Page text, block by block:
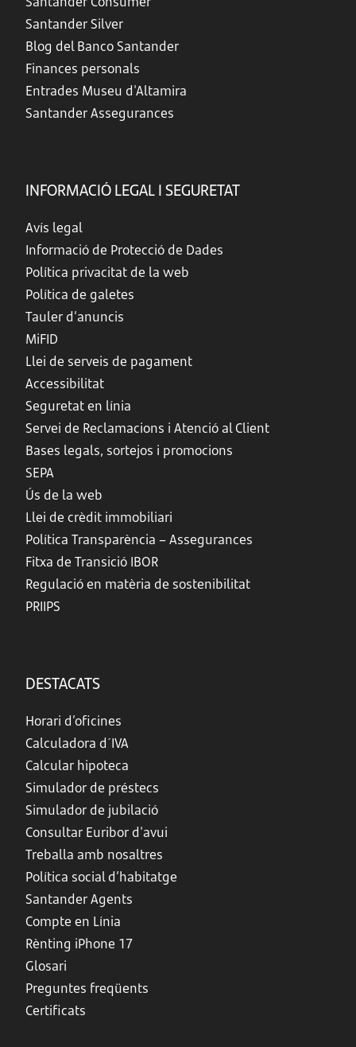
Santander Silver
Blog del Banco Santander
Finances personals
Entrades Museu d'Altamira
Santander Assegurances
INFORMACIÓ LEGAL I SEGURETAT
Avís legal
Informació de Protecció de Dades
Política privacitat de la web
Política de galetes
Tauler d’anuncis
MiFID
Llei de serveis de pagament
Accessibilitat
Seguretat en línia
Servei de Reclamacions i Atenció al Client
Bases legals, sortejos i promocions
SEPA
Ús de la web
Llei de crèdit immobiliari
Política Transparència – Assegurances
Fitxa de Transició IBOR
Regulació en matèria de sostenibilitat
PRIIPS
DESTACATS
Horari d’oficines
Calculadora d´IVA
Calcular hipoteca
Simulador de préstecs
Simulador de jubilació
Consultar Euribor d'avui
Treballa amb nosaltres
Política social d’habitatge
Santander Agents
Compte en Línia
Rènting iPhone 17
Glosari
Preguntes freqüents
Certificats